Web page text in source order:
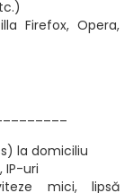
Firefox, Opera,
la domiciliu
IP-uri
mici, lipsă